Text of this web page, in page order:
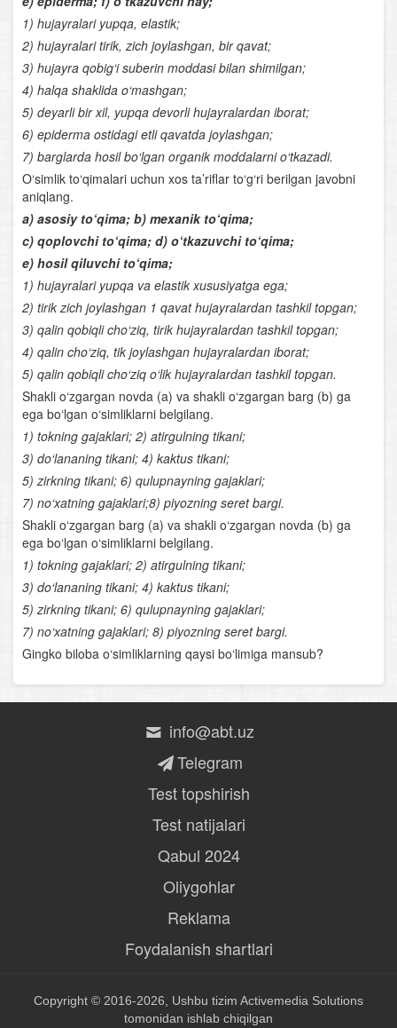
Sutemizuvchilar sinflariga mansub chorva mollari
Xordalilar evolyutsiyasi
O‘zbekiston hayvonot dunyosi
Hayvonot dunyosini muhofaza qilish
Anatomiya
Odam to‘qimalari
Qaddi- qomatning shakllanishi
Tashqi muhit omillarining yurak va qon aylanish
organlariga ta’siri
Yurak va qon-tomir kasalliklari
Og‘iz
Ingichka ichak
Ovqat hazm qilishning boshqarilishi
Terining tana haroratini doimiy saqlashi
Buyraklar
Qalqonsimon bez
Ayrisimon bez
Muvozanat organi
Hid va ta’m bilish organlari
Ichki organlarning sezuvchanlik xususiyati
Markaziy nerv sistemasining tormozlanishi
Uglevodlar almashinuvi
Energiya almashinuvi
Biosfera evolyutsiyasi
1) hujayralari yupqa, elastik;
2) hujayralari tirik, zich joylashgan, bir qavat;
3) hujayra qobig‘i suberin moddasi bilan shimilgan;
4) halqa shaklida o‘mashgan;
5) deyarli bir xil, yupqa devorli hujayralardan iborat;
6) epiderma ostidagi etli qavatda joylashgan;
7) barglarda hosil bo‘lgan organik moddalarni o‘tkazadi.
O‘simlik to‘qimalari uchun xos ta’riflar to‘g‘ri berilgan javobni
aniqlang.
a) asosiy to‘qima; b) mexanik to‘qima;
c) qoplovchi to‘qima; d) o‘tkazuvchi to‘qima;
e) hosil qiluvchi to‘qima;
1) hujayralari yupqa va elastik xususiyatga ega;
2) tirik zich joylashgan 1 qavat hujayralardan tashkil topgan;
3) qalin qobiqli cho‘ziq, tirik hujayralardan tashkil topgan;
4) qalin cho‘ziq, tik joylashgan hujayralardan iborat;
5) qalin qobiqli cho‘ziq o‘lik hujayralardan tashkil topgan.
Shakli o‘zgargan novda (a) va shakli o‘zgargan barg (b) ga
ega bo‘lgan o‘simliklarni belgilang.
1) tokning gajaklari; 2) atirgulning tikani;
3) do‘lananing tikani; 4) kaktus tikani;
5) zirkning tikani; 6) qulupnayning gajaklari;
7) no‘xatning gajaklari;8) piyozning seret bargi.
Shakli o‘zgargan barg (a) va shakli o‘zgargan novda (b) ga
ega bo‘lgan o‘simliklarni belgilang.
1) tokning gajaklari; 2) atirgulning tikani;
3) do‘lananing tikani; 4) kaktus tikani;
5) zirkning tikani; 6) qulupnayning gajaklari;
7) no‘xatning gajaklari; 8) piyozning seret bargi.
Gingko biloba o‘simliklarning qaysi bo‘limiga mansub?
info@abt.uz
Telegram
Test topshirish
Test natijalari
Qabul 2024
Oliygohlar
Reklama
Foydalanish shartlari
Copyright © 2016-2026, Ushbu tizim Activemedia Solutions
tomonidan ishlab chiqilgan